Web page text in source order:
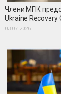
Члени МГІК
Ukraine Recovery
03.07.2026